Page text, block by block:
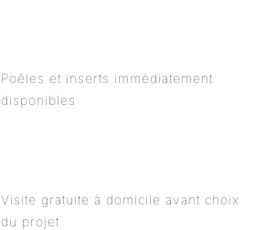
Visite gratuite à domicile avant choix
du projet
Poêles et inserts immédiatement
disponibles